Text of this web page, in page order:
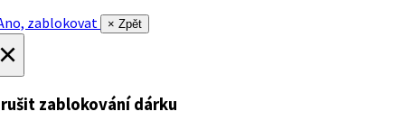
zablokovat
× Zpět
zablokování dárku